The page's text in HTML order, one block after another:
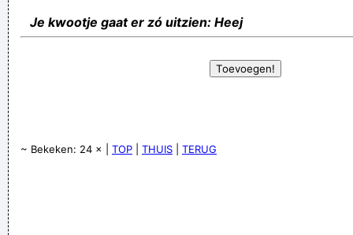
Je kwootje gaat er zó uitzien: Heej
~ Bekeken: 24 × | TOP THUIS TERUG